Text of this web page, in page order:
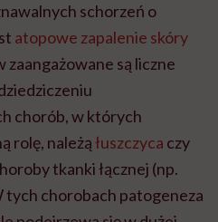
schorzeń o
atopowe zapalenie skóry
zaangażowane są liczne
chorób, w których
rolę, należąłuszczyca czy
tkanki łącznej (np.
tych chorobach patogeneza